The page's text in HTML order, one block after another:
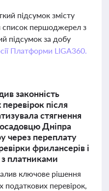
підсумок змісту
список першоджерел з
підсумок за добу
Платформи LIGA360.
законність
після
стягнення
Дніпра
через переплату
фрилансерів і
платниками
ключове рішення
перевірок,